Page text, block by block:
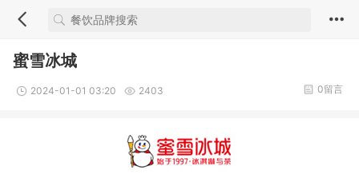
蜜雪冰城
2024-01-01 03:20 2403 0留言